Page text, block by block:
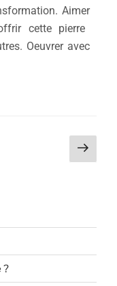
Aimer
cette pierre
Oeuvrer avec
?